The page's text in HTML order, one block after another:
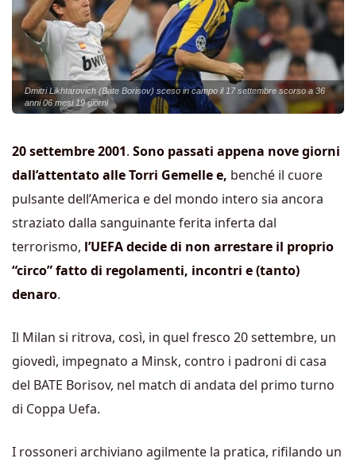
Dmitri Likhtarovich (Bate Borisov) sceso in campo il 17 settembre scorso a 36
anni 06 mesi 19 giorni
20 settembre 2001. Sono passati appena nove giorni
dall’attentato alle Torri Gemelle e, benché il cuore
pulsante dell’America e del mondo intero sia ancora
straziato dalla sanguinante ferita inferta dal
terrorismo, l’UEFA decide di non arrestare il proprio
“circo” fatto di regolamenti, incontri e (tanto)
denaro.
Il Milan si ritrova, così, in quel fresco 20 settembre, un
giovedì, impegnato a Minsk, contro i padroni di casa
del BATE Borisov, nel match di andata del primo turno
di Coppa Uefa.
I rossoneri archiviano agilmente la pratica, rifilando un